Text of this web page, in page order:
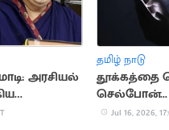
அரசியல்
தமிழ் நாடு
தூக்கத்தை
செல்போன்...
ஆபத்துகள்
Jul 16, 2026,